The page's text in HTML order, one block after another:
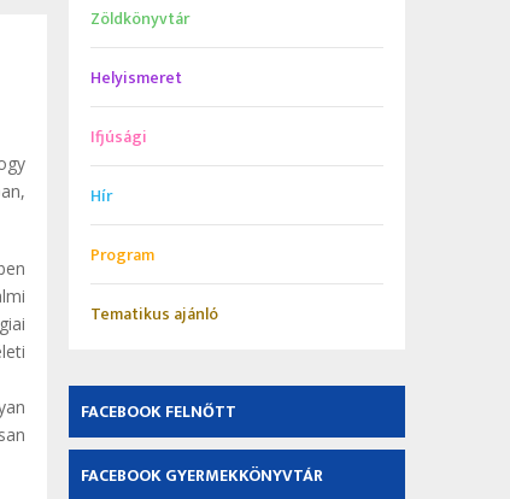
Zöldkönyvtár
Helyismeret
Ifjúsági
Hír
Program
Tematikus ajánló
FACEBOOK FELNŐTT
FACEBOOK GYERMEKKÖNYVTÁR